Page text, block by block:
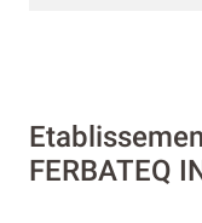
FERBATEQ